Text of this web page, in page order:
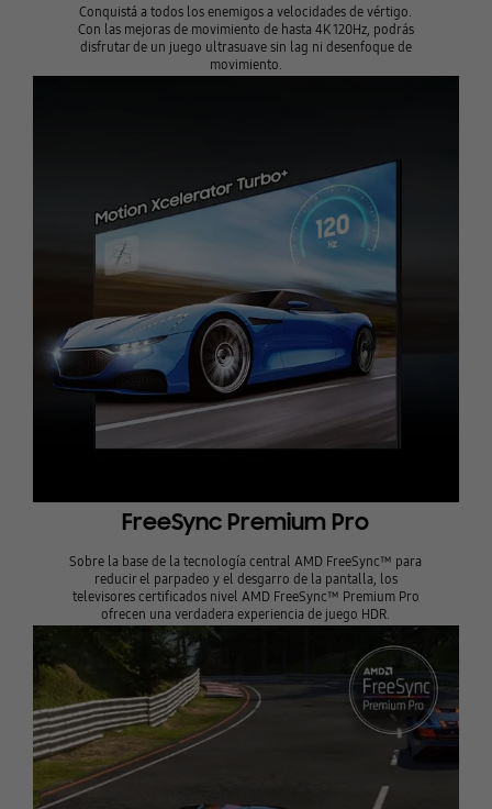
Conquistá a todos los enemigos a velocidades de vértigo.
Con las mejoras de movimiento de hasta 4K 120Hz, podrás
disfrutar de un juego ultrasuave sin lag ni desenfoque de
movimiento.
FreeSync Premium Pro
Sobre la base de la tecnología central AMD FreeSync™ para
reducir el parpadeo y el desgarro de la pantalla, los
televisores certificados nivel AMD FreeSync™ Premium Pro
ofrecen una verdadera experiencia de juego HDR.